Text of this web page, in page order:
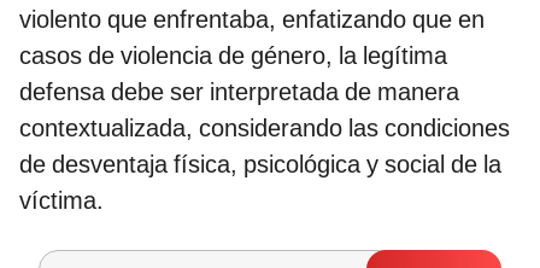
violento que enfrentaba, enfatizando que en
casos de violencia de género, la legítima
defensa debe ser interpretada de manera
contextualizada, considerando las condiciones
de desventaja física, psicológica y social de la
víctima.